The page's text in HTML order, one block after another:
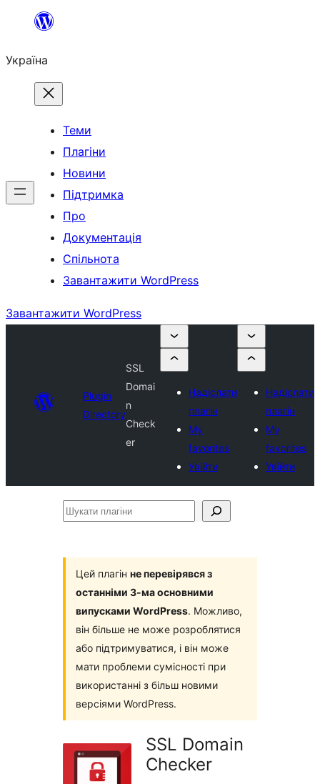
Перейти
вмісту
Україна
Теми
Плагіни
Новини
Підтримка
Про
Документація
Спільнота
Завантажити WordPress
Завантажити WordPress
Plugin
Directory
SSL
Domai
n
Check
er
Надіслати
плагін
My
favorites
Увійти
Надіслати
плагін
My
favorites
Увійти
Шукати
Цей плагін не перевірявся з
останніми 3-ма основними
випусками WordPress. Можливо,
він більше не може розроблятися
або підтримуватися, і він може
мати проблеми сумісності при
використанні з більш новими
версіями WordPress.
SSL Domain
Checker